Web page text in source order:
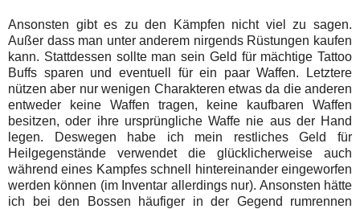
Ansonsten gibt es zu den Kämpfen nicht viel zu sagen.
Außer dass man unter anderem nirgends Rüstungen kaufen
kann. Stattdessen sollte man sein Geld für mächtige Tattoo
Buffs sparen und eventuell für ein paar Waffen. Letztere
nützen aber nur wenigen Charakteren etwas da die anderen
entweder keine Waffen tragen, keine kaufbaren Waffen
besitzen, oder ihre ursprüngliche Waffe nie aus der Hand
legen. Deswegen habe ich mein restliches Geld für
Heilgegenstände verwendet die glücklicherweise auch
während eines Kampfes schnell hintereinander eingeworfen
werden können (im Inventar allerdings nur). Ansonsten hätte
ich bei den Bossen häufiger in der Gegend rumrennen